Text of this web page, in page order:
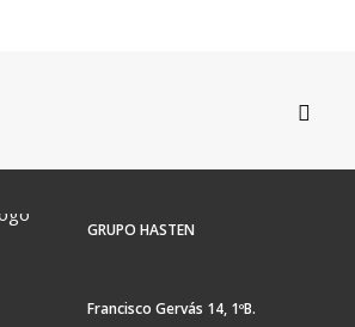
GRUPO HASTEN
Francisco Gervás 14, 1ºB.